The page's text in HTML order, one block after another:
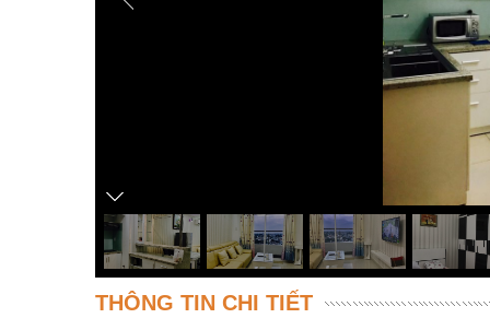
THÔNG TIN CHI TIẾT